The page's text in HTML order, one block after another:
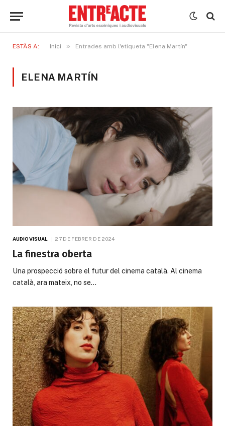
ESTÀS A: Inici » Entrades amb l'etiqueta "Elena Martín"
ELENA MARTÍN
AUDIOVISUAL 27 DE FEBRER DE 2024
La finestra oberta
Una prospecció sobre el futur del cinema català. Al cinema
català, ara mateix, no se…